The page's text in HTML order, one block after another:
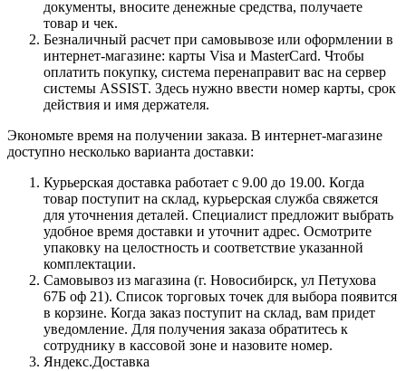
документы, вносите денежные средства, получаете
товар и чек.
Безналичный расчет при самовывозе или оформлении в
интернет-магазине: карты Visa и MasterCard. Чтобы
оплатить покупку, система перенаправит вас на сервер
системы ASSIST. Здесь нужно ввести номер карты, срок
действия и имя держателя.
Экономьте время на получении заказа. В интернет-магазине
доступно несколько варианта доставки:
Курьерская доставка работает с 9.00 до 19.00. Когда
товар поступит на склад, курьерская служба свяжется
для уточнения деталей. Специалист предложит выбрать
удобное время доставки и уточнит адрес. Осмотрите
упаковку на целостность и соответствие указанной
комплектации.
Самовывоз из магазина (г. Новосибирск, ул Петухова
67Б оф 21). Список торговых точек для выбора появится
в корзине. Когда заказ поступит на склад, вам придет
уведомление. Для получения заказа обратитесь к
сотруднику в кассовой зоне и назовите номер.
Яндекс.Доставка